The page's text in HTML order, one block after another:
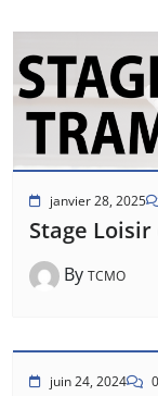
janvier 28, 2025
Stage Loisir
By TCMO
juin 24, 2024 0